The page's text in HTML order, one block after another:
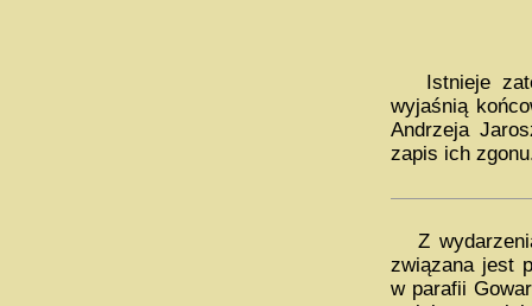
Istnieje
wyjaśnią
Andrzeja
zapis ich
Z
związana jest
w parafii